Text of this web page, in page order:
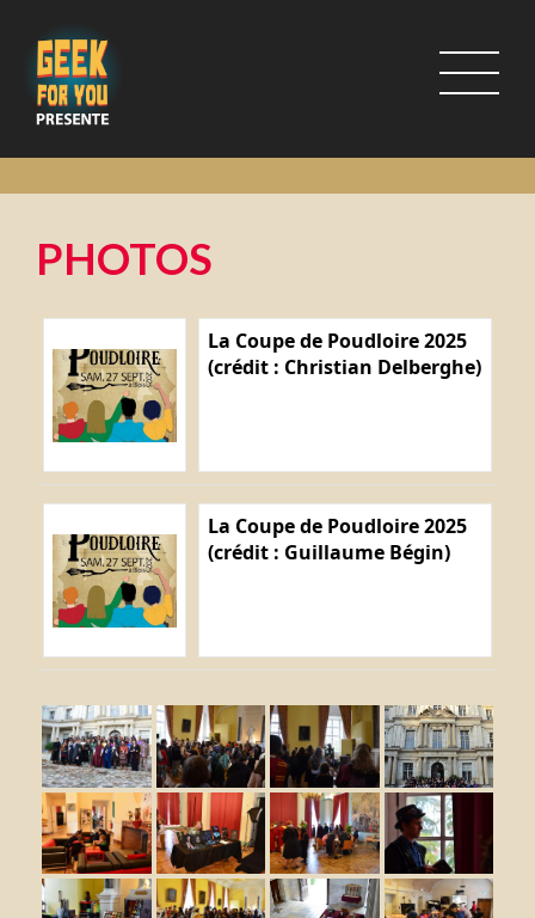
PHOTOS
La Coupe de Poudloire 2025
(crédit : Christian Delberghe)
La Coupe de Poudloire 2025
(crédit : Guillaume Bégin)